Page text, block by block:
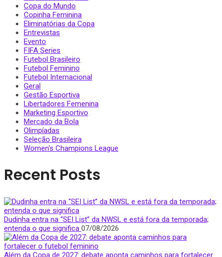
Copa do Mundo
Copinha Feminina
Eliminatórias da Copa
Entrevistas
Evento
FIFA Series
Futebol Brasileiro
Futebol Feminino
Futebol Internacional
Geral
Gestão Esportiva
Libertadores Femenina
Marketing Esportivo
Mercado da Bola
Olimpíadas
Seleção Brasileira
Women's Champions League
Recent Posts
Dudinha entra na “SEI List” da NWSL e está fora da temporada;
entenda o que significa 07/08/2026
Além da Copa de 2027: debate aponta caminhos para fortalecer